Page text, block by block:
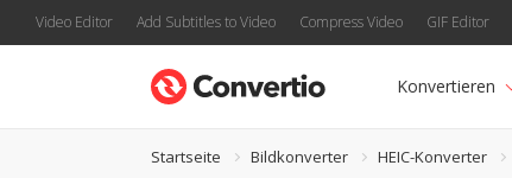
Video Editor Add Subtitles to Video Compress Video GIF Editor
Konvertieren
Startseite Bildkonverter HEIC-Konverter